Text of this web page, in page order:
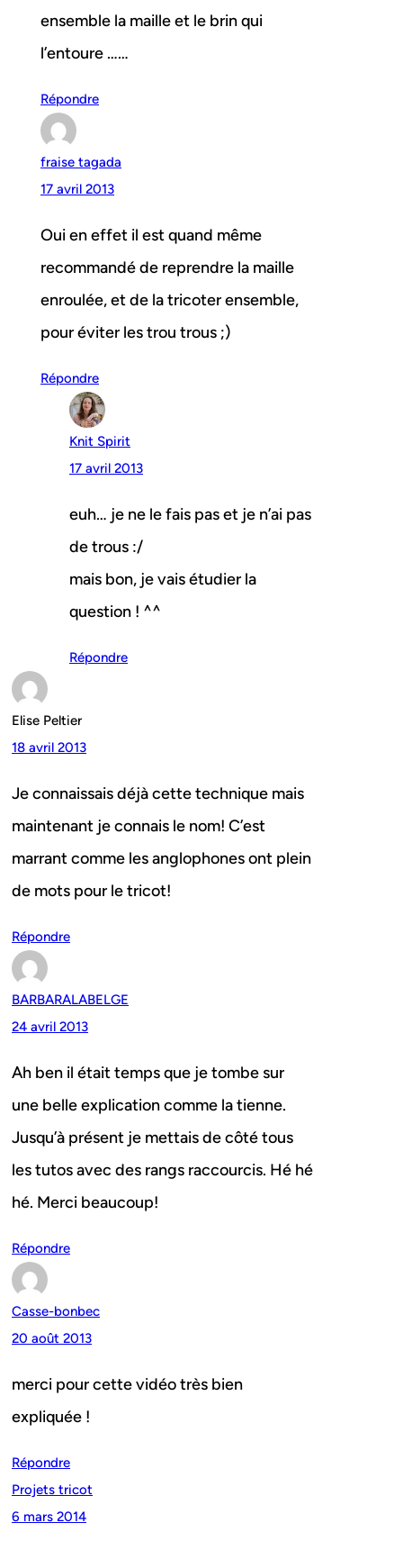
ensemble la maille et le brin qui
l’entoure ……
Répondre
fraise tagada
17 avril 2013
Oui en effet il est quand même
recommandé de reprendre la maille
enroulée, et de la tricoter ensemble,
pour éviter les trou trous ;)
Répondre
Knit Spirit
17 avril 2013
euh… je ne le fais pas et je n’ai pas
de trous :/
mais bon, je vais étudier la
question ! ^^
Répondre
Elise Peltier
18 avril 2013
Je connaissais déjà cette technique mais
maintenant je connais le nom! C’est
marrant comme les anglophones ont plein
de mots pour le tricot!
Répondre
BARBARALABELGE
24 avril 2013
Ah ben il était temps que je tombe sur
une belle explication comme la tienne.
Jusqu’à présent je mettais de côté tous
les tutos avec des rangs raccourcis. Hé hé
hé. Merci beaucoup!
Répondre
Casse-bonbec
20 août 2013
merci pour cette vidéo très bien
expliquée !
Répondre
Projets tricot
6 mars 2014